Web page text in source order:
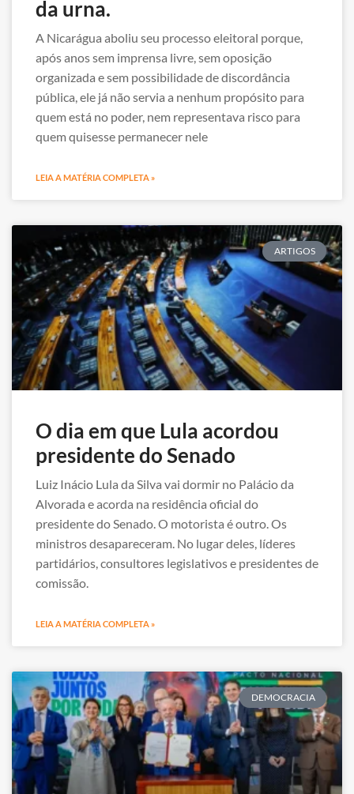
da urna.
A Nicarágua aboliu seu processo eleitoral porque,
após anos sem imprensa livre, sem oposição
organizada e sem possibilidade de discordância
pública, ele já não servia a nenhum propósito para
quem está no poder, nem representava risco para
quem quisesse permanecer nele
LEIA A MATÉRIA COMPLETA »
ARTIGOS
O dia em que Lula acordou
presidente do Senado
Luiz Inácio Lula da Silva vai dormir no Palácio da
Alvorada e acorda na residência oficial do
presidente do Senado. O motorista é outro. Os
ministros desapareceram. No lugar deles, líderes
partidários, consultores legislativos e presidentes de
comissão.
LEIA A MATÉRIA COMPLETA »
DEMOCRACIA